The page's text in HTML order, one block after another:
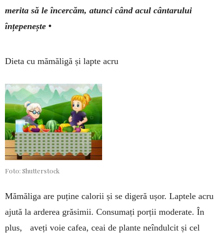
merita să le încercăm, atunci când acul cânta­rului
înțepenește •
Dieta cu mămăligă și lapte acru
Foto: Shutterstock
Mămăliga are puține calorii și se digeră ușor. Laptele acru
ajută la arderea grăsimii. Consumați porții moderate. În
plus, aveți voie cafea, ceai de plan­te neîndulcit și cel